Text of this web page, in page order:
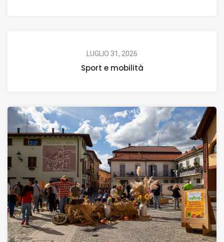
LUGLIO 31, 2026
Sport e mobilità